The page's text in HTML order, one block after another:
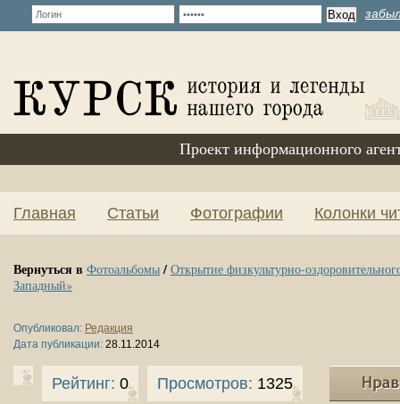
Проект информационного
Главная Статьи Фотографии Колонки
Вернуться в Фотоальбомы/ Открытие физкультурно-
Западный»
Опубликовал: Редакция
Дата публикации: 28.11.2014
Рейтинг: 0 Просмотров: 1325